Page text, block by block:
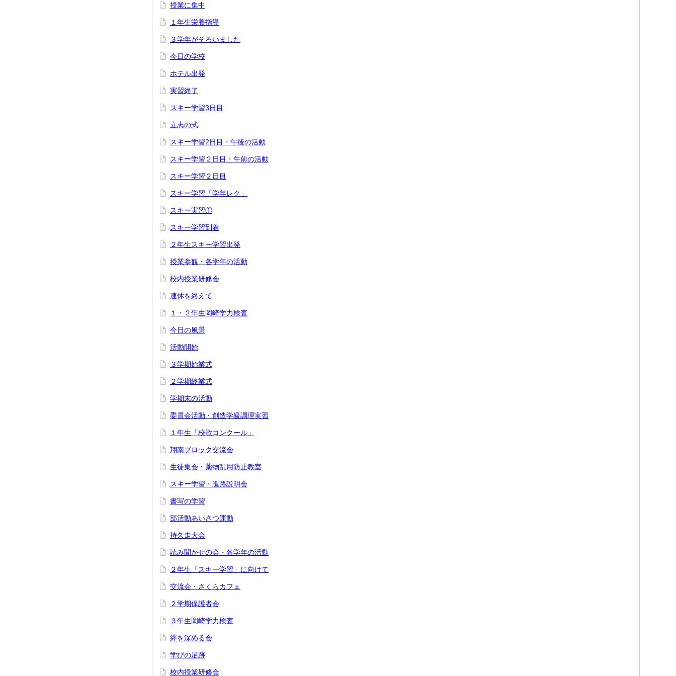
授業に集中
１年生栄養指導
３学年がそろいました
今日の学校
ホテル出発
実習終了
スキー学習3日目
立志の式
スキー学習2日目・午後の活動
スキー学習２日目・午前の活動
スキー学習２日目
スキー学習「学年レク」
スキー実習①
スキー学習到着
２年生スキー学習出発
授業参観・各学年の活動
校内授業研修会
連休を終えて
１・２年生岡崎学力検査
今日の風景
活動開始
３学期始業式
２学期終業式
学期末の活動
委員会活動・創造学級調理実習
１年生「校歌コンクール」
翔南ブロック交流会
生徒集会・薬物乱用防止教室
スキー学習・進路説明会
書写の学習
部活動あいさつ運動
持久走大会
読み聞かせの会・各学年の活動
２年生「スキー学習」に向けて
交流会・さくらカフェ
２学期保護者会
３年生岡崎学力検査
絆を深める会
学びの足跡
校内授業研修会